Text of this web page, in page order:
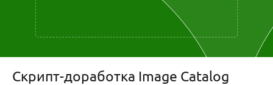
Скрипт-доработка Image Catalog